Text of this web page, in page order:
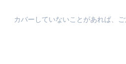
カバーしていないことがあれば、